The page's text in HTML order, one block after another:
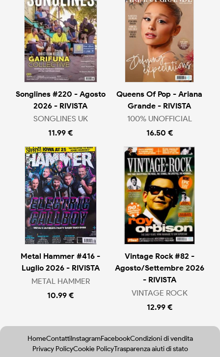
Songlines #220 - Agosto
2026 - RIVISTA
SONGLINES UK
11.99 €
Queens Of Pop - Ariana
Grande - RIVISTA
100% UNOFFICIAL
16.50 €
Metal Hammer #416 -
Luglio 2026 - RIVISTA
METAL HAMMER
10.99 €
Vintage Rock #82 -
Agosto/Settembre 2026
- RIVISTA
VINTAGE ROCK
12.99 €
HomeContattiInstagramFacebookCondizioni di vendita
Privacy PolicyCookie PolicyTrasparenza aiuti di stato